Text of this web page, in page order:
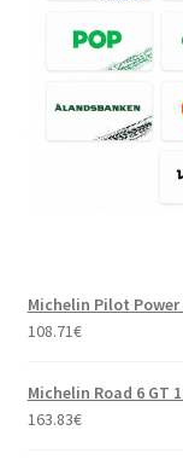
Michelin Pilot Power
108.71€
Michelin Road 6 GT
163.83€